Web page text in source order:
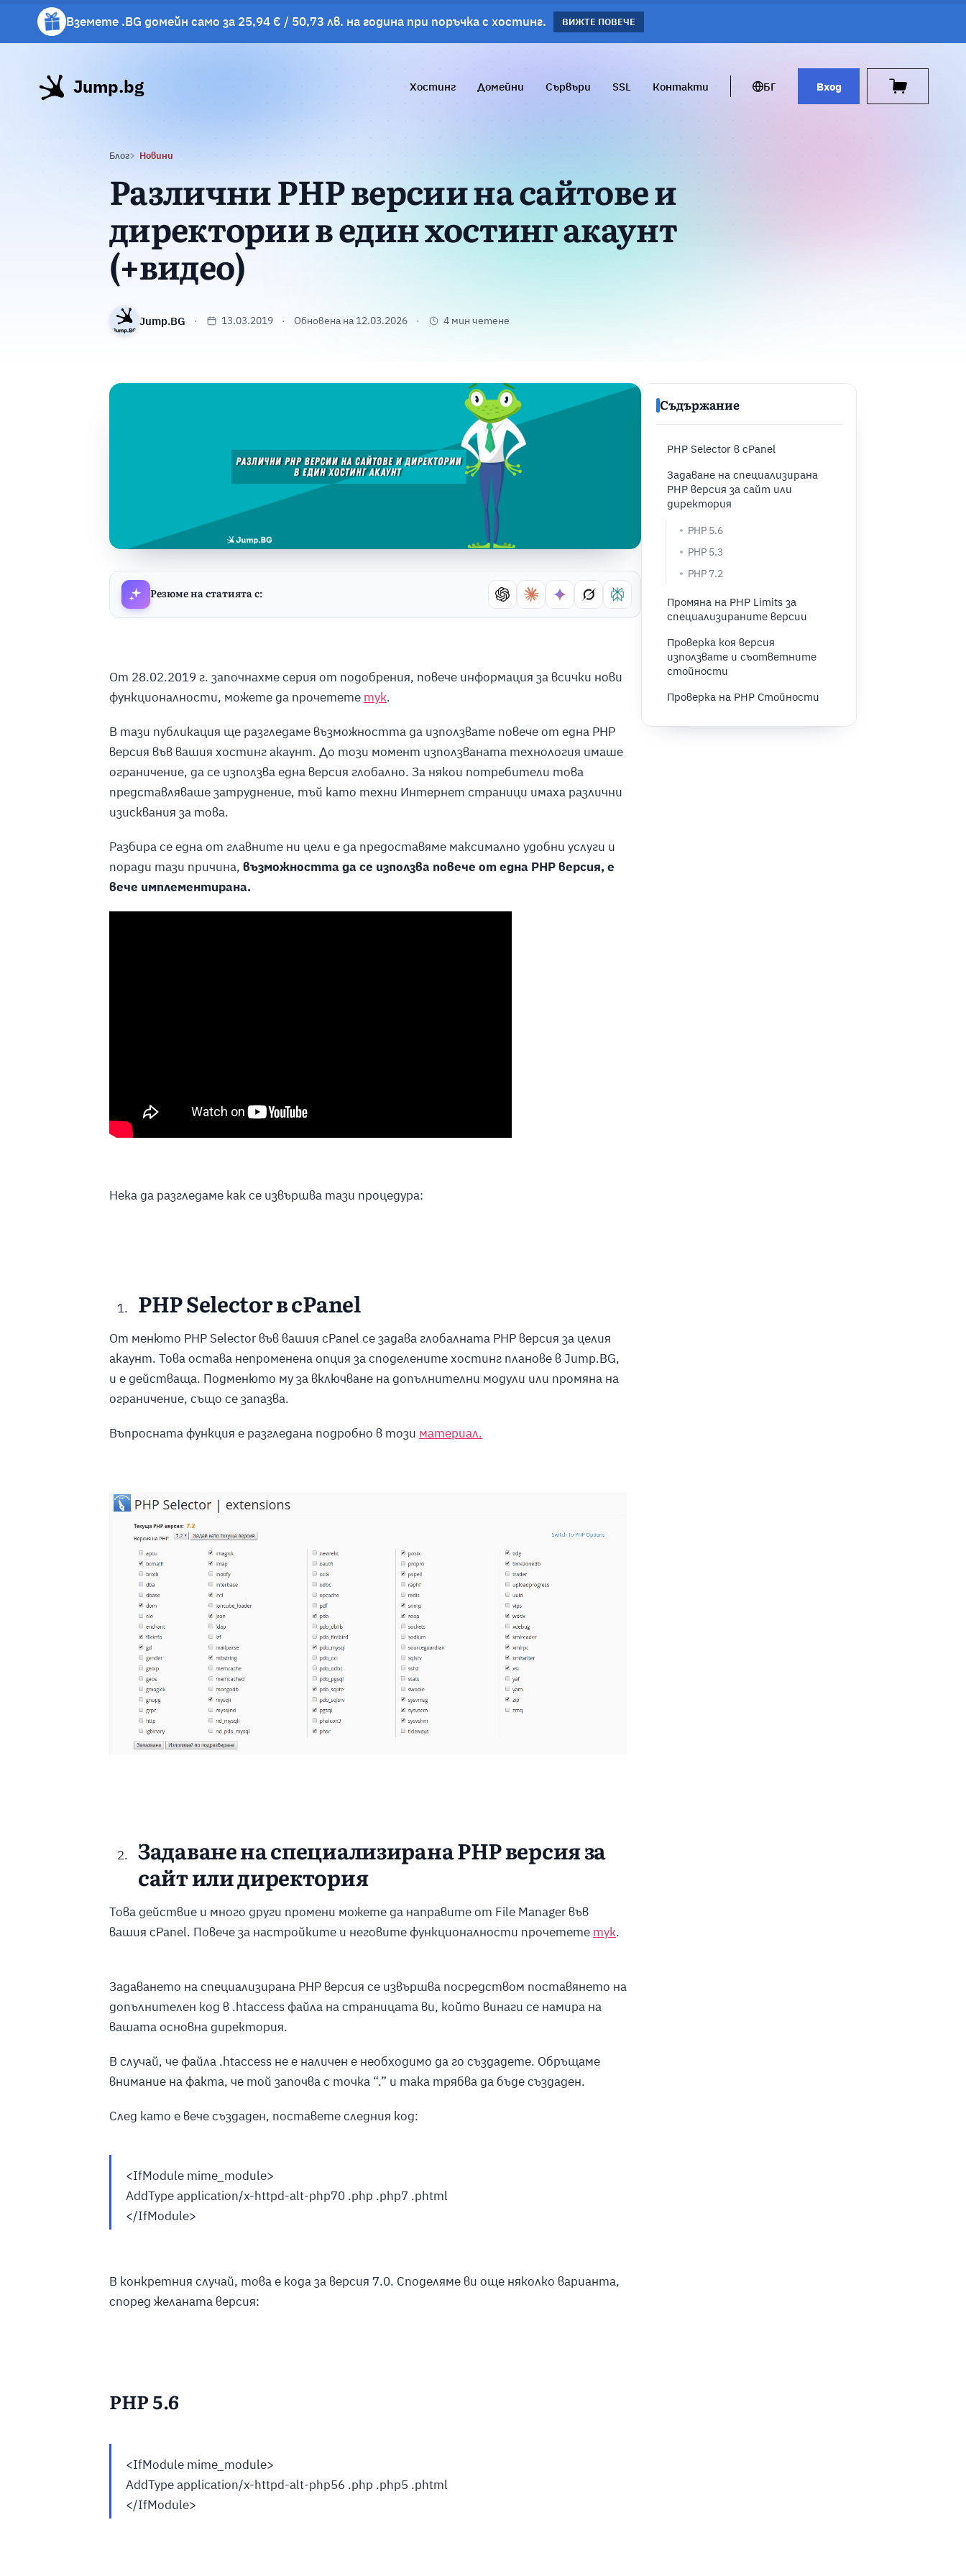
Вземете .BG домейн само за 25,94 € / 50,73 лв. на година при поръчка с хостинг. ВИЖТЕ ПОВЕЧЕ
Вземете подарък чаша с избрани хостинг планове! ВИЖΤΕ ПОВЕЧЕ
Jump.bg Хостинг Домейни Сървъри SSL Контакти БГ Вход
Блог Новини
Различни PHP версии на сайтове и
директории в един хостинг акаунт
(+видео)
Jump.BG 13.03.2019 Обновена на 12.03.2026 4 мин четене
Съдържание
PHP Selector в cPanel
Задаване на специализирана
PHP версия за сайт или
директория
PHP 5.6
PHP 5.3
PHP 7.2
Промяна на PHP Limits за
специализираните версии
Проверка коя версия
използвате и съответните
стойности
Проверка на PHP Стойности
Резюме на статията с:
От 28.02.2019 г. започнахме серия от подобрения, повече информация за всички нови
функционалности, можете да прочетете тук.
В тази публикация ще разгледаме възможността да използвате повече от една PHP
версия във вашия хостинг акаунт. До този момент използваната технология имаше
ограничение, да се използва една версия глобално. За някои потребители това
представляваше затруднение, тъй като техни Интернет страници имаха различни
изисквания за това.
Разбира се една от главните ни цели е да предоставяме максимално удобни услуги и
поради тази причина, възможността да се използва повече от една PHP версия, е
вече имплементирана.
Нека да разгледаме как се извършва тази процедура:
PHP Selector в cPanel
От менюто PHP Selector във вашия cPanel се задава глобалната PHP версия за целия
акаунт. Това остава непроменена опция за споделените хостинг планове в Jump.BG,
и е действаща. Подменюто му за включване на допълнителни модули или промяна на
ограничение, също се запазва.
Въпросната функция е разгледана подробно в този материал.
Задаване на специализирана PHP версия за
сайт или директория
Това действие и много други промени можете да направите от File Manager във
вашия cPanel. Повече за настройките и неговите функционалности прочетете тук.
Задаването на специализирана PHP версия се извършва посредством поставянето на
допълнителен код в .htaccess файла на страницата ви, който винаги се намира на
вашата основна директория.
В случай, че файла .htaccess не е наличен е необходимо да го създадете. Обръщаме
внимание на факта, че той започва с точка “.” и така трябва да бъде създаден.
След като е вече създаден, поставете следния код:
<IfModule mime_module>
AddType application/x-httpd-alt-php70 .php .php7 .phtml
</IfModule>
В конкретния случай, това е кода за версия 7.0. Споделяме ви още няколко варианта,
според желаната версия:
PHP 5.6
<IfModule mime_module>
AddType application/x-httpd-alt-php56 .php .php5 .phtml
</IfModule>